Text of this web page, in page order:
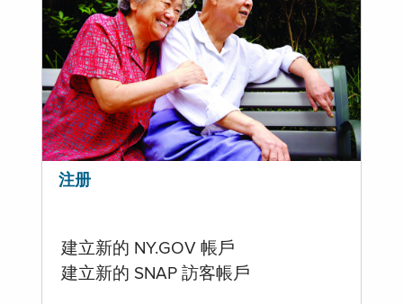
注册
建立新的 NY.GOV 帳戶
建立新的 SNAP 訪客帳戶